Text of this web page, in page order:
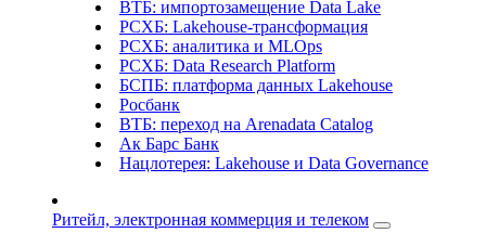
ВТБ: импортозамещение Data Lake
РСХБ: Lakehouse-трансформация
РСХБ: аналитика и MLOps
РСХБ: Data Research Platform
БСПБ: платформа данных Lakehouse
Росбанк
ВТБ: переход на Arenadata Catalog
Ак Барс Банк
Нацлотерея: Lakehouse и Data Governance
Ритейл, электронная коммерция и телеком